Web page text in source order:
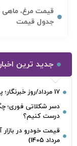
جدول قیمت
جدید ترین اخبار
17 مرداد/روز خبرنگار؛ پاسداشتِ حقیقت در عصرِ تردید
دسر شکلاتی فوری؛
درست کنیم؟
مرداد 1405)